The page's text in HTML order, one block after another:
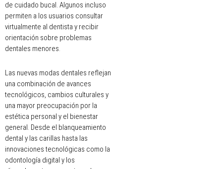
de cuidado bucal. Algunos incluso
permiten a los usuarios consultar
virtualmente al dentista y recibir
orientación sobre problemas
dentales menores.
Las nuevas modas dentales reflejan
una combinación de avances
tecnológicos, cambios culturales y
una mayor preocupación por la
estética personal y el bienestar
general. Desde el blanqueamiento
dental y las carillas hasta las
innovaciones tecnológicas como la
odontología digital y los